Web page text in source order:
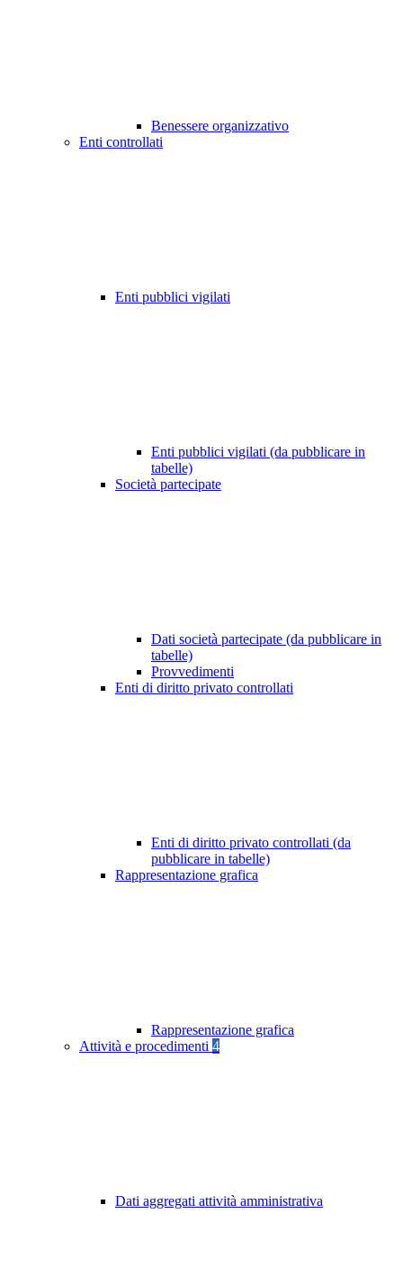
Benessere organizzativo
Enti controllati
Enti pubblici vigilati
Enti pubblici vigilati (da pubblicare in
tabelle)
Società partecipate
Dati società partecipate (da pubblicare in
tabelle)
Provvedimenti
Enti di diritto privato controllati
Enti di diritto privato controllati (da
pubblicare in tabelle)
Rappresentazione grafica
Rappresentazione grafica
Attività e procedimenti 4
Dati aggregati attività amministrativa